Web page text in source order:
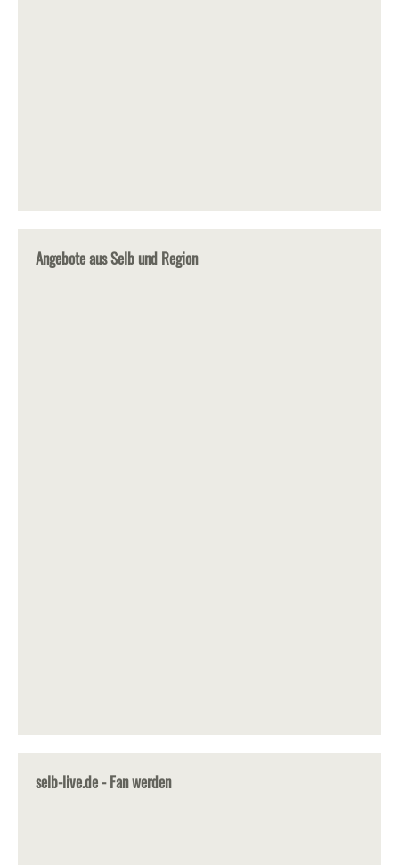
Angebote aus Selb und Region
selb-live.de - Fan werden